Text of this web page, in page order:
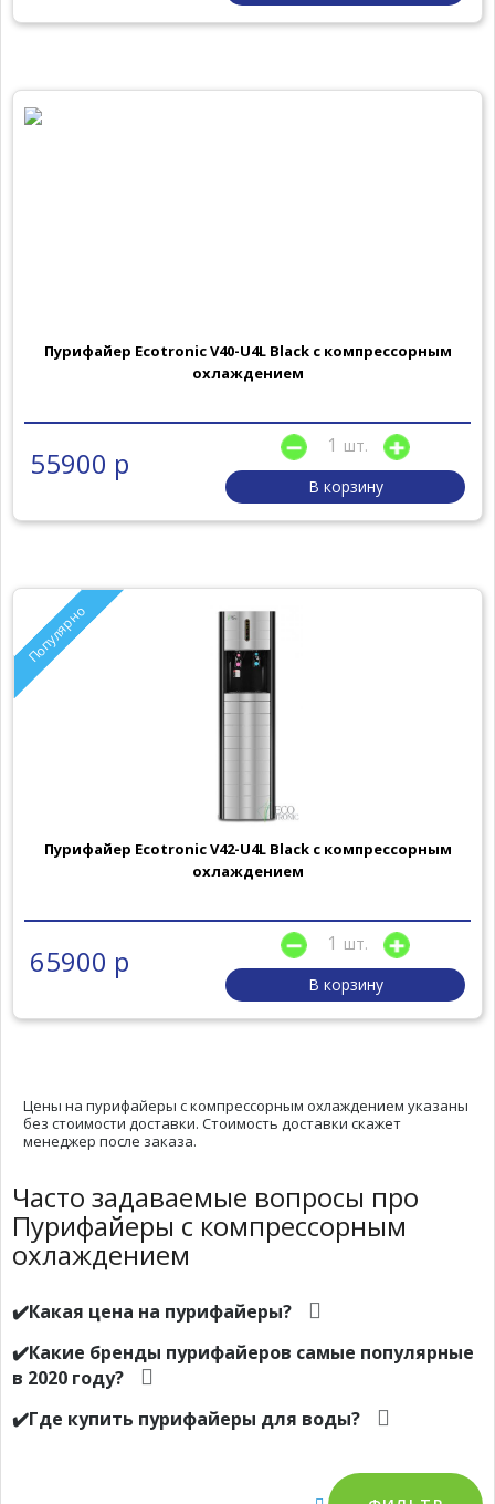
Пурифайер Ecotronic V40-U4L Black с компрессорным
охлаждением
55900 р
шт.
В корзину
Популярно
Пурифайер Ecotronic V42-U4L Black с компрессорным
охлаждением
65900 р
шт.
В корзину
Цены на пурифайеры с компрессорным охлаждением указаны
без стоимости доставки. Стоимость доставки скажет
менеджер после заказа.
Часто задаваемые вопросы про
Пурифайеры с компрессорным
охлаждением
✔️Какая цена на пурифайеры?
✔️Какие бренды пурифайеров самые популярные
в 2020 году?
✔️Где купить пурифайеры для воды?